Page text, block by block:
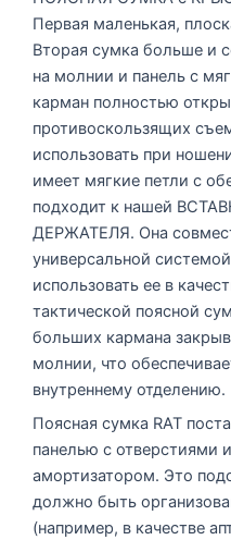
Первая маленькая,
Вторая сумка больше и
на молнии и панель с
карман полностью
противоскользящих
использовать при
имеет мягкие петли с
подходит к нашей
ДЕРЖАТЕЛЯ. Она
универсальной
использовать ее в
тактической поясной
больших кармана
молнии, что
внутреннему отделению.
Поясная сумка RAT
панелью с отверстиями
амортизатором. Это
должно быть
(например, в качестве